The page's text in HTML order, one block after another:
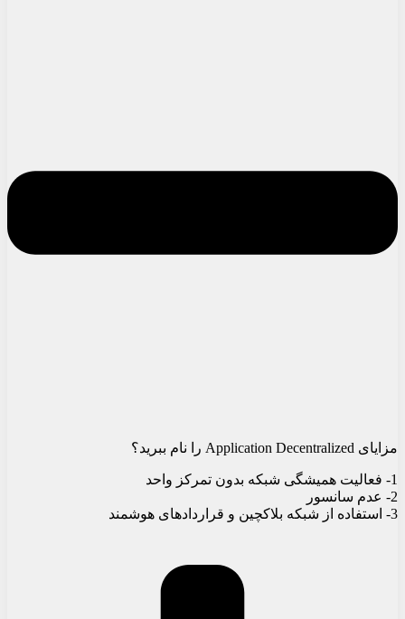
مزایای Application Decentralized را نام ببرید؟
1- فعالیت همیشگی شبکه بدون تمرکز واحد
2- عدم سانسور
3- استفاده از شبکه بلاکچین و قراردادهای هوشمند